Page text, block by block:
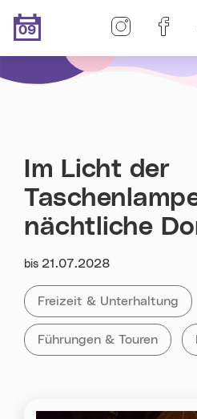
Heute ist der
09
Linz-
Im Licht der
nächtliche
Datum:
bis 21.07.2028
Kategorie:
Alle Veranstaltungen der
Freizeit & Unterhaltung
Tag:Alle Veranstaltungen mit
Führungen & Touren